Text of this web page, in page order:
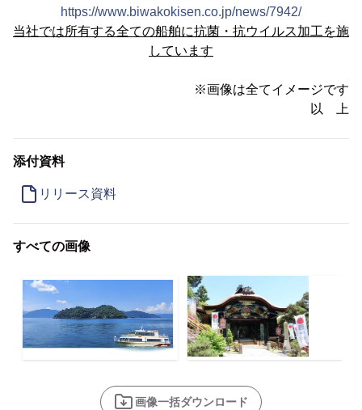
https://www.biwakokisen.co.jp/news/7942/
当社では所有する全ての船舶に抗菌・抗ウイルス加工を施
しています
※画像は全てイメージです
以 上
添付資料
リリース資料
すべての画像
画像一括ダウンロード